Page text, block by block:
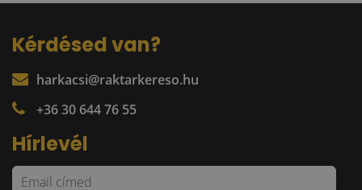
Kérdésed van?
harkacsi@raktarkereso.hu
+36 30 644 76 55
Hírlevél